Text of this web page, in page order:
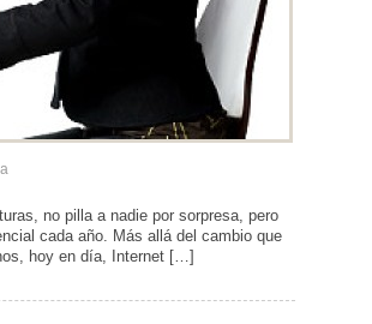
no pilla a nadie por sorpresa, pero
cada año. Más allá del cambio que
hoy en día, Internet […]